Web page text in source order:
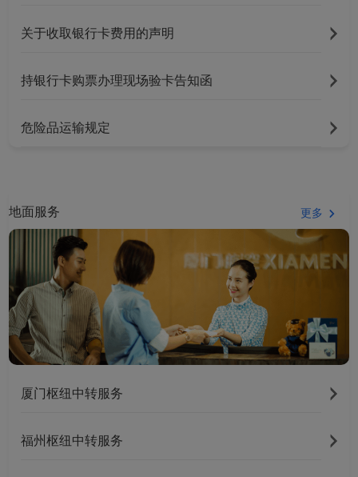
关于收取银行卡费用的声明
持银行卡购票办理现场验卡告知函
危险品运输规定
地面服务 更多
厦门枢纽中转服务
福州枢纽中转服务
并为您提供最佳的用户体
验。 使用本网站，功能型
和分析型Cookie将被安装
在您的浏览器中。
在您的同意下，我们还将
使用营销Cookie (i) 分析
我们的营销绩效 (ii) 个性
息。 通过放置这些
方可以跟踪您的互联网行